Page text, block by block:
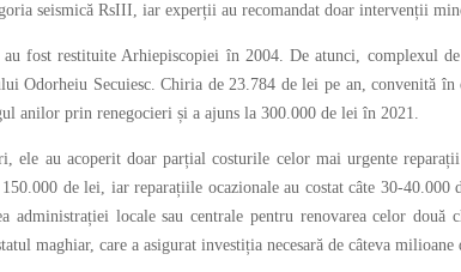
seismică RsIII, iar experții au recomandat doar intervenții
fost restituite Arhiepiscopiei în 2004. De atunci, complexul
Odorheiu Secuiesc. Chiria de 23.784 de lei pe an, convenită în
anilor prin renegocieri și a ajuns la 300.000 de lei în 2021.
ele au acoperit doar parțial costurile celor mai urgente
de lei, iar reparațiile ocazionale au costat câte 30-40.000
administrației locale sau centrale pentru renovarea celor două
maghiar, care a asigurat investiția necesară de câteva milioane